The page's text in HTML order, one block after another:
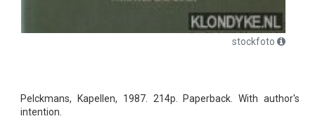
stockfoto
Pelckmans, Kapellen, 1987. 214p. Paperback. With author's
intention.